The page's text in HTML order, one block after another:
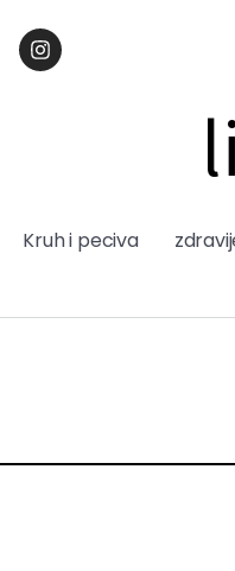
Kruh i peciva